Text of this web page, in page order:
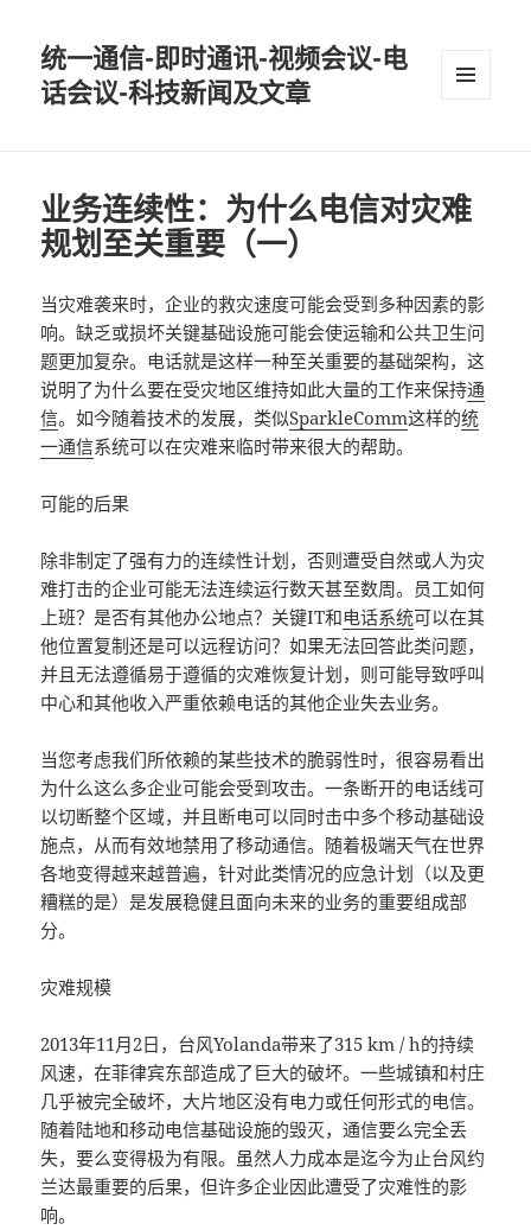
统一通信-即时通讯-视频会议-电
话会议-科技新闻及文章
业务连续性：为什么电信对灾难
规划至关重要（一）
当灾难袭来时，企业的救灾速度可能会受到多种因素的影
响。缺乏或损坏关键基础设施可能会使运输和公共卫生问
题更加复杂。电话就是这样一种至关重要的基础架构，这
说明了为什么要在受灾地区维持如此大量的工作来保持通
信。如今随着技术的发展，类似SparkleComm这样的统
一通信系统可以在灾难来临时带来很大的帮助。
可能的后果
除非制定了强有力的连续性计划，否则遭受自然或人为灾
难打击的企业可能无法连续运行数天甚至数周。员工如何
上班？是否有其他办公地点？关键IT和电话系统可以在其
他位置复制还是可以远程访问？如果无法回答此类问题，
并且无法遵循易于遵循的灾难恢复计划，则可能导致呼叫
中心和其他收入严重依赖电话的其他企业失去业务。
当您考虑我们所依赖的某些技术的脆弱性时，很容易看出
为什么这么多企业可能会受到攻击。一条断开的电话线可
以切断整个区域，并且断电可以同时击中多个移动基础设
施点，从而有效地禁用了移动通信。随着极端天气在世界
各地变得越来越普遍，针对此类情况的应急计划（以及更
糟糕的是）是发展稳健且面向未来的业务的重要组成部
分。
灾难规模
2013年11月2日，台风Yolanda带来了315 km / h的持续
风速，在菲律宾东部造成了巨大的破坏。一些城镇和村庄
几乎被完全破坏，大片地区没有电力或任何形式的电信。
随着陆地和移动电信基础设施的毁灭，通信要么完全丢
失，要么变得极为有限。虽然人力成本是迄今为止台风约
兰达最重要的后果，但许多企业因此遭受了灾难性的影
响。